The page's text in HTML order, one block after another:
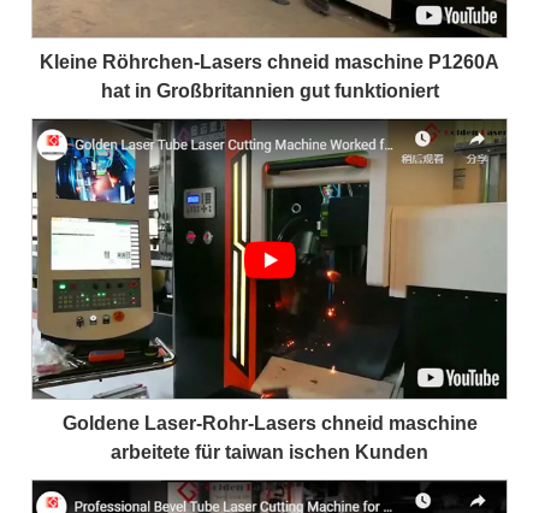
Kleine Röhrchen-Lasers chneid maschine P1260A
hat in Großbritannien gut funktioniert
Goldene Laser-Rohr-Lasers chneid maschine
arbeitete für taiwan ischen Kunden